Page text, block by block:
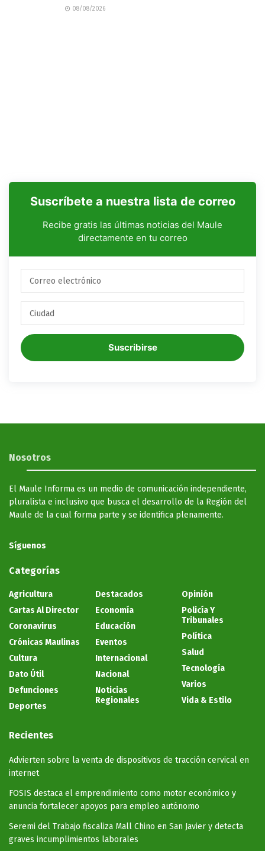
08/08/2026
Suscríbete a nuestra lista de correo
Recibe gratis las últimas noticias del Maule
directamente en tu correo
Suscribirse
Nosotros
El Maule Informa es un medio de comunicación independiente,
pluralista e inclusivo que busca el desarrollo de la Región del
Maule de la cual forma parte y se identifica plenamente.
Síguenos
Categorías
Agricultura
Cartas Al Director
Coronavirus
Crónicas Maulinas
Cultura
Dato Útil
Defunciones
Deportes
Destacados
Economía
Educación
Eventos
Internacional
Nacional
Noticias
Regionales
Opinión
Policía Y
Tribunales
Política
Salud
Tecnología
Varios
Vida & Estilo
Recientes
Advierten sobre la venta de dispositivos de tracción cervical en
internet
FOSIS destaca el emprendimiento como motor económico y
anuncia fortalecer apoyos para empleo autónomo
Seremi del Trabajo fiscaliza Mall Chino en San Javier y detecta
graves incumplimientos laborales